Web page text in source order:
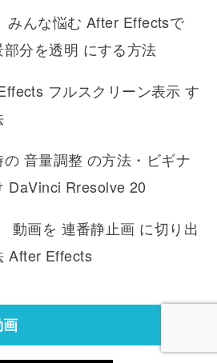
みんな悩む After Effectsで
部分を透明 にする方法
フルスクリーン表示 す
の 音量調整 の方法・ビギナ
DaVinci Rresolve 20
動画を 連番静止画 に切り出
After Effects
画